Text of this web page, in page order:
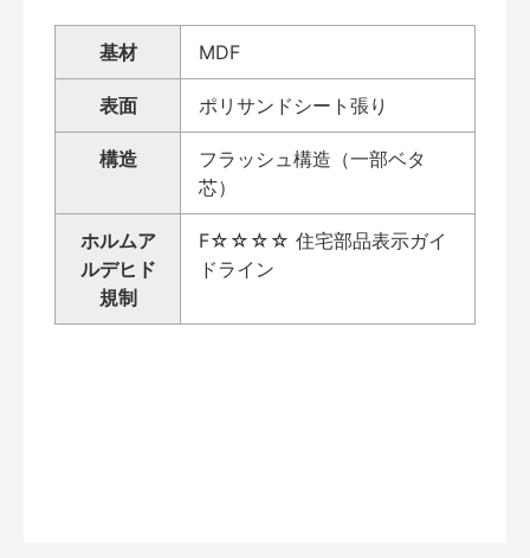
基材 MDF
表面 ポリサンドシート張り
構造
フラッシュ構造（一部ベタ
芯）
ホルムア
ルデヒド
規制
F☆☆☆☆ 住宅部品表示ガイ
ドライン